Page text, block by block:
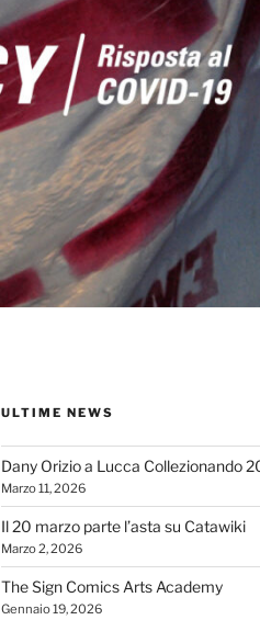
ULTIME NEWS
Dany Orizio a Lucca Collezionando
Marzo 11, 2026
Il 20 marzo parte l’asta su Catawiki
Marzo 2, 2026
The Sign Comics Arts Academy
Gennaio 19, 2026